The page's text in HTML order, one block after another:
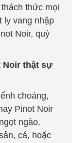
thức mọi
ly vang nhập
Noir, quý
Noir thật sự
choáng,
Pinot Noir
ngào.
cá, hoặc